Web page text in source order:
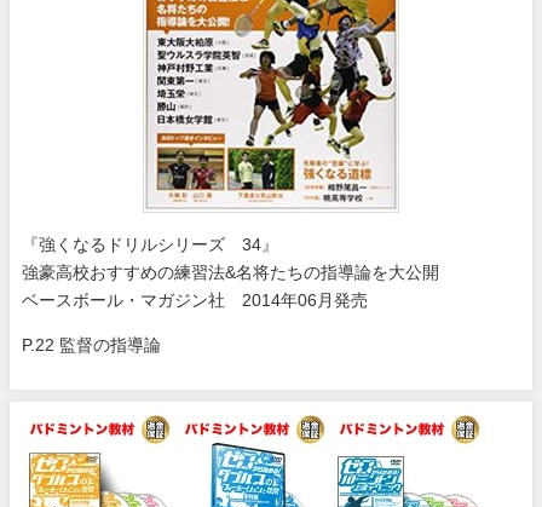
『強くなるドリルシリーズ 34』
強豪高校おすすめの練習法&名将たちの指導論を大公開
ベースボール・マガジン社 2014年06月発売
P.22 監督の指導論